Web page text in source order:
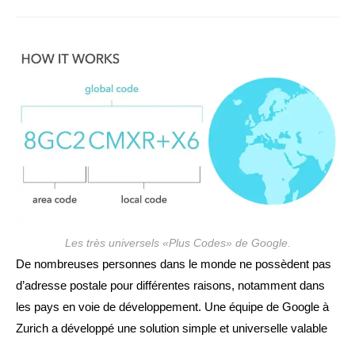
Les très universels «Plus Codes» de Google.
De nombreuses personnes dans le monde ne possèdent pas
d’adresse postale pour différentes raisons, notamment dans
les pays en voie de développement. Une équipe de Google à
Zurich a développé une solution simple et universelle valable